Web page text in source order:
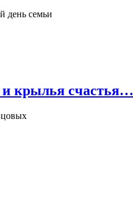
день семьи
и крылья счастья…